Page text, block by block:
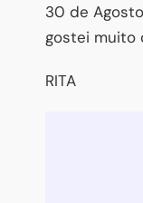
30 de
gostei muito
RITA